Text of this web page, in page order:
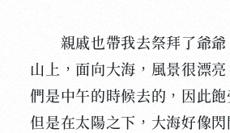
親戚也帶我去祭拜了爺爺
山上，面向大海，風景很漂
們是中午的時候去的，因此飽
但是在太陽之下，大海好像